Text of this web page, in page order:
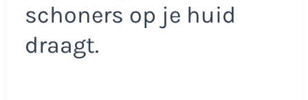
schoners op je huid
draagt.